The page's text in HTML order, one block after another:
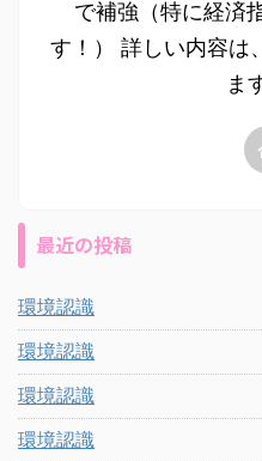
で補強（特に経済
す！） 詳しい内容は
ま
最近の投稿
環境認識
環境認識
環境認識
環境認識